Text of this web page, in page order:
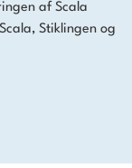
af Scala
Stiklingen og